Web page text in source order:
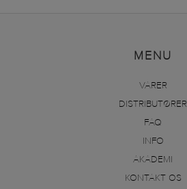
MENU
VARER
DISTRIBUTØRER
FAQ
INFO
AKADEMI
KONTAKT OS